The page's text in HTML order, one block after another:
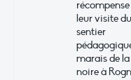
leur visite du
sentier
marais de la
noire à